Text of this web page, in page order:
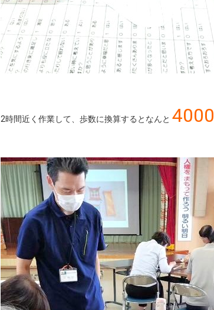
2時間近く作業して、歩数に換算するとなんと 4000